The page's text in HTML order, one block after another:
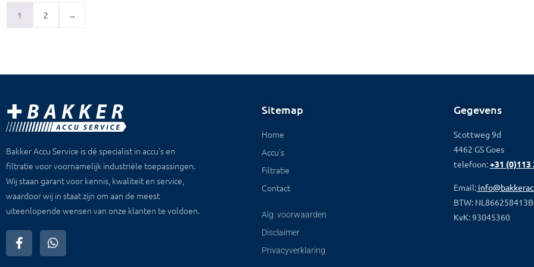
1 2 →
Bakker Accu Service is dé specialist in accu’s en
filtratie voor voornamelijk industriële toepassingen.
Wij staan garant voor kennis, kwaliteit en service,
waardoor wij in staat zijn om aan de meest
uiteenlopende wensen van onze klanten te voldoen.
Sitemap
Home
Accu's
Filtratie
Contact
Alg. voorwaarden
Disclaimer
Privacyverklaring
Gegevens
Scottweg 9d
4462 GS Goes
telefoon:+31 (0)113
Email:
BTW:
KvK: 93045360